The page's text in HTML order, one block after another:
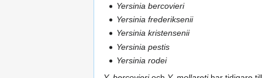
Yersinia bercovieri
Yersinia frederiksenii
Yersinia kristensenii
Yersinia pestis
Yersinia rodei